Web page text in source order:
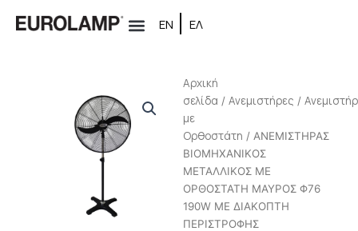
στο
ΕΝ ΕΛ
Αρχική
σελίδα /Ανεμιστήρες /
με
Ορθοστάτη / ΑΝΕΜΙΣΤΗΡΑΣ
ΒΙΟΜΗΧΑΝΙΚΟΣ
ΜΕΤΑΛΛΙΚΟΣ ΜΕ
ΟΡΘΟΣΤΑΤΗ ΜΑΥΡΟΣ Φ76
190W ΜΕ ΔΙΑΚΟΠΤΗ
ΠΕΡΙΣΤΡΟΦΗΣ